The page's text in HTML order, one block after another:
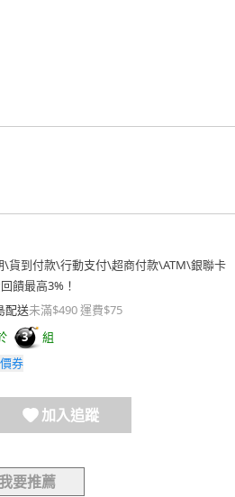
\貨到付款\行動支付\超商付款\ATM\銀聯卡
饋最高3%！
配送未滿$490 運費$75
3
組
券
加入追蹤
要推薦